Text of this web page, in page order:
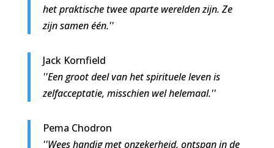
het praktische twee aparte werelden zijn. Ze
zijn samen één.''
Jack Kornfield
''Een groot deel van het spirituele leven is
zelfacceptatie, misschien wel helemaal.''
Pema Chodron
''Wees handig met onzekerheid, ontspan in de